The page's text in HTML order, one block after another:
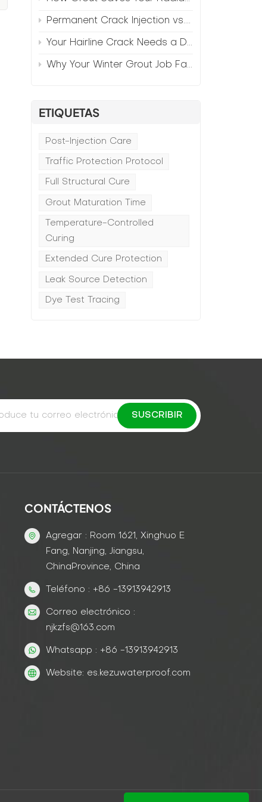
Permanent Crack Injection vs. Annual Patching—The Math
Your Hairline Crack Needs a Different Grout Than Your Wide Gap
Why Your Winter Grout Job Failed (And How to Fix It)
ETIQUETAS
Post-Injection Care
Traffic Protection Protocol
Full Structural Cure
Grout Maturation Time
Temperature-Controlled
Curing
Extended Cure Protection
Leak Source Detection
Dye Test Tracing
CONTÁCTENOS
Agregar : Room 1621, Xinghuo E
Fang, Nanjing, Jiangsu,
ChinaProvince, China
Teléfono : +86 -13913942913
Correo electrónico :
njkzfs@163.com
Whatsapp : +86 -13913942913
Website: es.kezuwaterproof.com